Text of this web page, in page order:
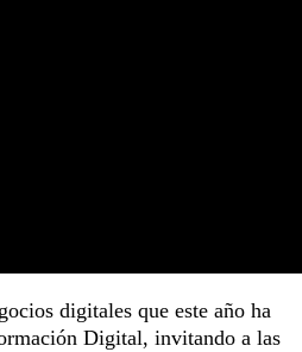
digitales que este año ha
Digital, invitando a las